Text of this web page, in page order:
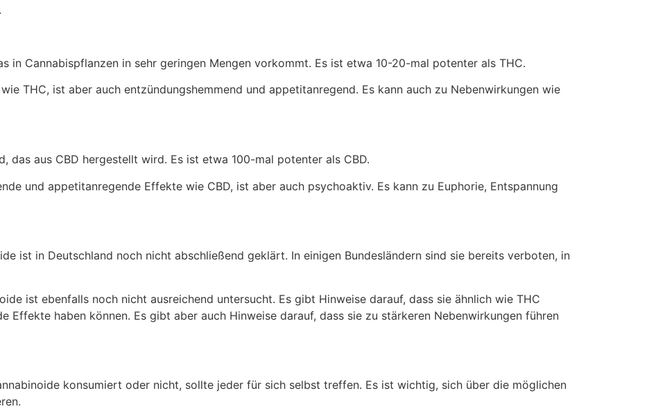
in Cannabispflanzen in sehr geringen Mengen vorkommt. Es ist etwa 10-20-mal potenter als THC.
THC, ist aber auch entzündungshemmend und appetitanregend. Es kann auch zu Nebenwirkungen wie
das aus CBD hergestellt wird. Es ist etwa 100-mal potenter als CBD.
und appetitanregende Effekte wie CBD, ist aber auch psychoaktiv. Es kann zu Euphorie, Entspannung
ist in Deutschland noch nicht abschließend geklärt. In einigen Bundesländern sind sie bereits verboten, in
ist ebenfalls noch nicht ausreichend untersucht. Es gibt Hinweise darauf, dass sie ähnlich wie THC
Effekte haben können. Es gibt aber auch Hinweise darauf, dass sie zu stärkeren Nebenwirkungen führen
konsumiert oder nicht, sollte jeder für sich selbst treffen. Es ist wichtig, sich über die möglichen